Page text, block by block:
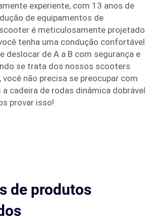
experiente, com 13 anos de
de equipamentos de
é meticulosamente projetado
tenha uma condução confortável
deslocar de A a B com segurança e
se trata dos nossos scooters
você não precisa se preocupar com
a cadeira de rodas dinâmica dobrável
provar isso!
de produtos